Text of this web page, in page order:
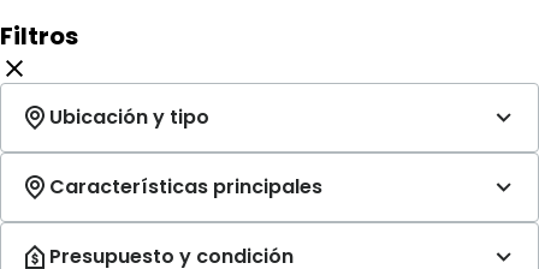
Filtros